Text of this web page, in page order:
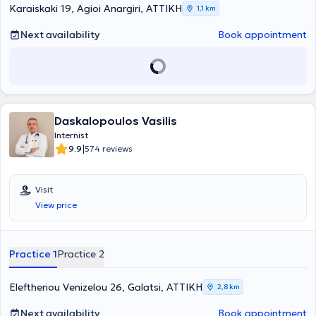
KAPI of Agioi Anargyroi. Finally, she is a member of the Medical
Association of Athens, the Hellenic Hypertension Society, the Hellenic
Obesity Society, the Hellenic Atherosclerosis Society, and the
Karaiskaki 19, Agioi Anargiri, ΑΤΤΙΚΗ 1,1 km
Next availability Book appointment
Daskalopoulos Vasilis
Internist
9.9|574 reviews
Visit
View price
Practice 1Practice 2
Eleftheriou Venizelou 26, Galatsi, ΑΤΤΙΚΗ 2,8 km
Next availability Book appointment